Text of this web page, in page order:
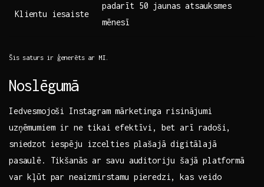
Klientu iesaiste
padarīt 50 jaunas​ atsauksmes
mēnesī
Šis saturs​ ir ģenerēts ar MI.
Noslēgumā
Iedvesmojoši Instagram⁤ mārketinga risinājumi⁣
uzņēmumiem ir ne tikai efektīvi, bet arī radoši,​
sniedzot⁢ iespēju ​izcelties plašajā digitālajā
pasaulē. Tikšanās ar⁢ savu auditoriju šajā platformā
var kļūt par neaizmirstamu pieredzi, kas veido